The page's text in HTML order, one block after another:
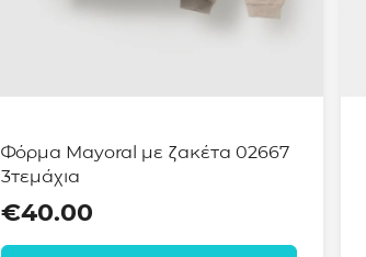
Φόρμα Mayoral με ζακέτα 02667
3τεμάχια
€40.00